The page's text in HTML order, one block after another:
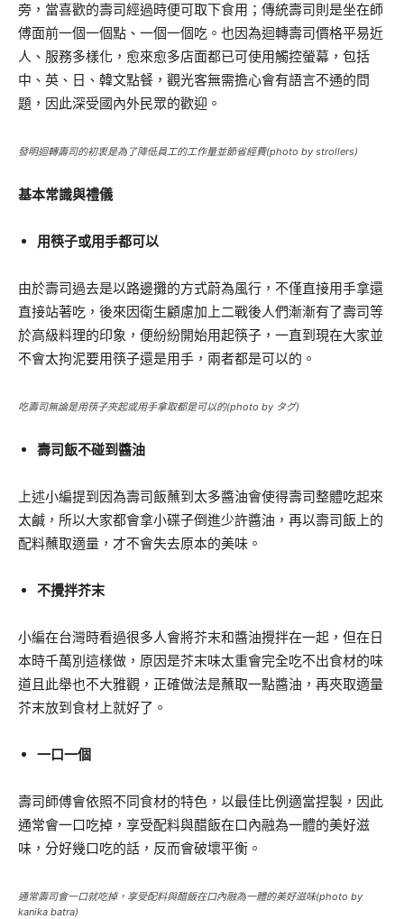
旁，當喜歡的壽司經過時便可取下食用；傳統壽司則是坐在師
傅面前一個一個點、一個一個吃。也因為迴轉壽司價格平易近
人、服務多樣化，愈來愈多店面都已可使用觸控螢幕，包括
中、英、日、韓文點餐，觀光客無需擔心會有語言不通的問
題，因此深受國內外民眾的歡迎。
發明迴轉壽司的初衷是為了降低員工的工作量並節省經費(photo by strollers)
基本常識與禮儀
用筷子或用手都可以
由於壽司過去是以路邊攤的方式蔚為風行，不僅直接用手拿還
直接站著吃，後來因衛生顧慮加上二戰後人們漸漸有了壽司等
於高級料理的印象，便紛紛開始用起筷子，一直到現在大家並
不會太拘泥要用筷子還是用手，兩者都是可以的。
吃壽司無論是用筷子夾起或用手拿取都是可以的(photo by タグ)
壽司飯不碰到醬油
上述小編提到因為壽司飯蘸到太多醬油會使得壽司整體吃起來
太鹹，所以大家都會拿小碟子倒進少許醬油，再以壽司飯上的
配料蘸取適量，才不會失去原本的美味。
不攪拌芥末
小編在台灣時看過很多人會將芥末和醬油攪拌在一起，但在日
本時千萬別這樣做，原因是芥末味太重會完全吃不出食材的味
道且此舉也不大雅觀，正確做法是蘸取一點醬油，再夾取適量
芥末放到食材上就好了。
一口一個
壽司師傅會依照不同食材的特色，以最佳比例適當捏製，因此
通常會一口吃掉，享受配料與醋飯在口內融為一體的美好滋
味，分好幾口吃的話，反而會破壞平衡。
通常壽司會一口就吃掉，享受配料與醋飯在口內融為一體的美好滋味(photo by
kanika batra)